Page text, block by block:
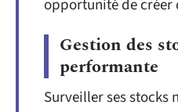
opportunité de créer
Gestion des
performante
Surveiller ses stocks